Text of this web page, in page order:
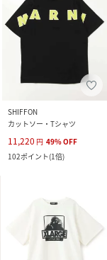
SHIFFON
カットソー・Tシャツ
11,220 円 49%OFF
102ポイント(1倍)